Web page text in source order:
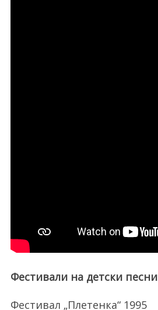
Фестивали на детски песни
Фестивал „Плетенка“ 1995